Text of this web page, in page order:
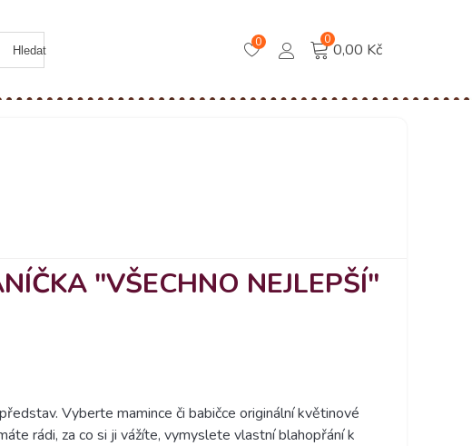
Hledat
0 0
0,00 Kč
"VŠECHNO NEJLEPŠÍ"
Vyberte mamince či babičce originální květinové
rádi, za co si ji vážíte, vymyslete vlastní blahopřání k